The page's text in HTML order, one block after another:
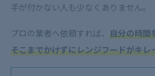
手が付かない人も少なくありません。
プロの業者へ依頼すれば、 自分の時間
そこまでかけずにレンジフードがキレ